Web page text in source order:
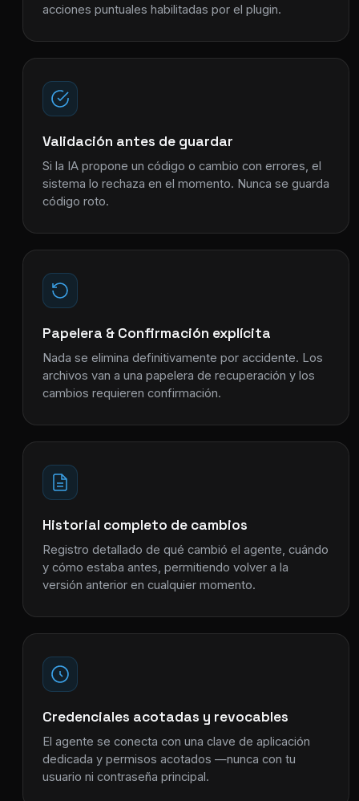
acciones puntuales habilitadas por el plugin.
Validación antes de guardar
Si la IA propone un código o cambio con errores, el
sistema lo rechaza en el momento. Nunca se guarda
código roto.
Papelera & Confirmación explícita
Nada se elimina definitivamente por accidente. Los
archivos van a una papelera de recuperación y los
cambios requieren confirmación.
Historial completo de cambios
Registro detallado de qué cambió el agente, cuándo
y cómo estaba antes, permitiendo volver a la
versión anterior en cualquier momento.
Credenciales acotadas y revocables
El agente se conecta con una clave de aplicación
dedicada y permisos acotados —nunca con tu
usuario ni contraseña principal.